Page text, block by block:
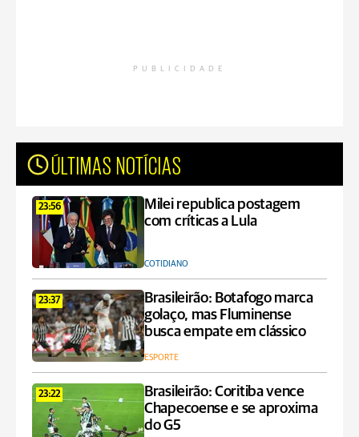
PUBLICIDADE
ÚLTIMAS NOTÍCIAS
23:56
Milei republica postagem
com críticas a Lula
COTIDIANO
23:37
Brasileirão: Botafogo marca
golaço, mas Fluminense
busca empate em clássico
ESPORTE
23:22
Brasileirão: Coritiba vence
Chapecoense e se aproxima
do G5